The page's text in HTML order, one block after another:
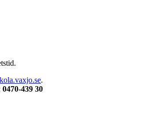
.
0470-439 30